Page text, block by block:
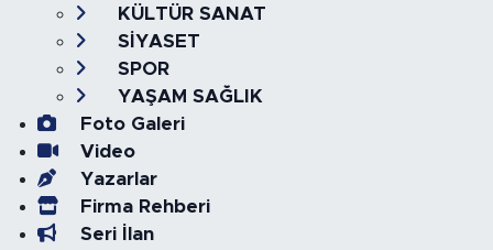
KÜLTÜR SANAT
SİYASET
SPOR
YAŞAM SAĞLIK
Foto Galeri
Video
Yazarlar
Firma Rehberi
Seri İlan